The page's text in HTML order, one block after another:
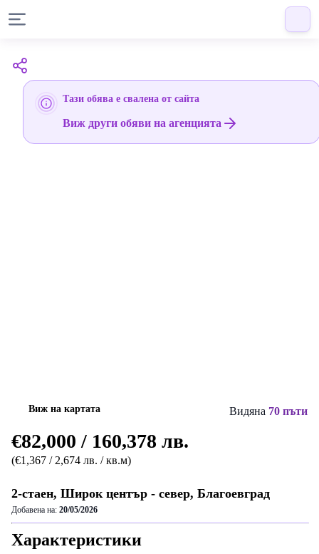
Тази обява е свалена от сайта
Виж други обяви на агенцията
Виж на картата Видяна 70 пъти
€82,000 / 160,378 лв.
(€1,367 / 2,674 лв. / кв.м)
2-стаен, Широк център - север, Благоевград
Добавена на: 20/05/2026
Характеристики